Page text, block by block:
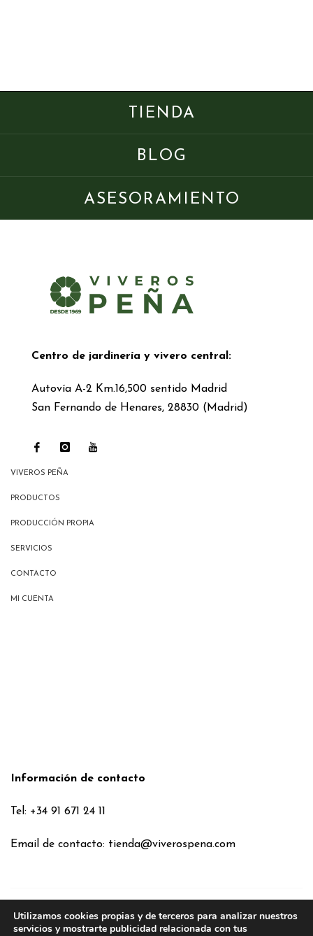
TIENDA
BLOG
ASESORAMIENTO
Centro de jardinería y vivero central:
Autovía A-2 Km.16,500 sentido Madrid
San Fernando de Henares, 28830 (Madrid)
VIVEROS PEÑA
PRODUCTOS
PRODUCCIÓN PROPIA
SERVICIOS
CONTACTO
MI CUENTA
Información de contacto
Tel: +34 91 671 24 11
Email de contacto: tienda@viverospena.com
Condiciones generales
Utilizamos cookies propias y de terceros para analizar nuestros
servicios y mostrarte publicidad relacionada con tus